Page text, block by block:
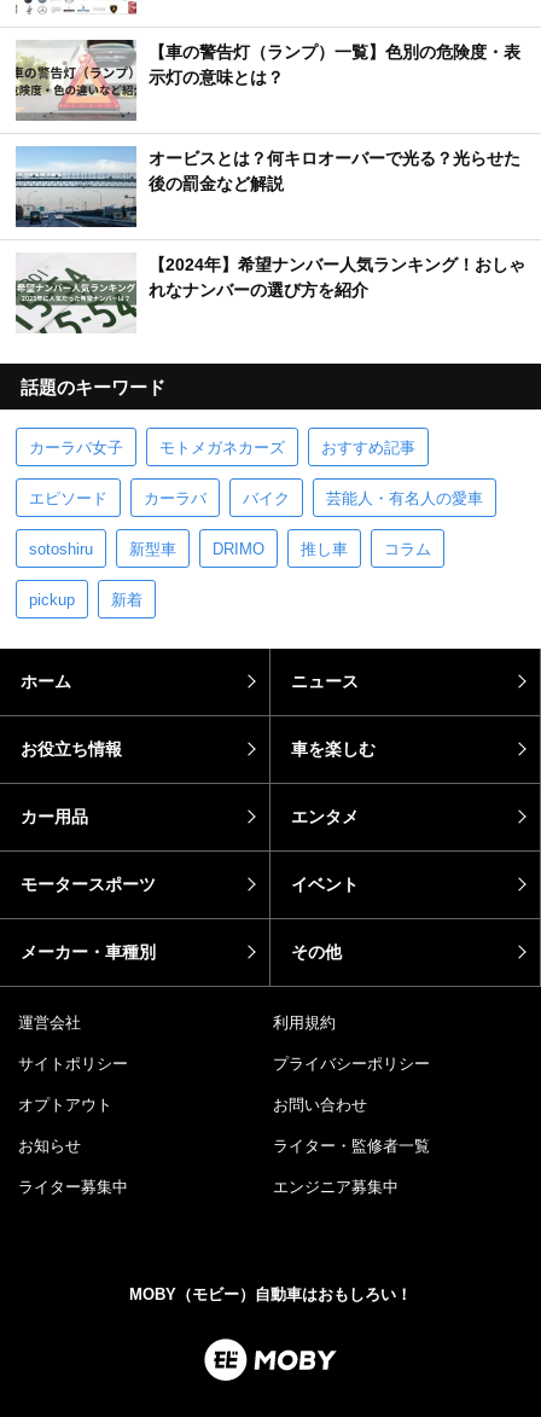
【車の警告灯（ランプ）一覧】色別の危険度・表
示灯の意味とは？
オービスとは？何キロオーバーで光る？光らせた
後の罰金など解説
【2024年】希望ナンバー人気ランキング！おしゃ
れなナンバーの選び方を紹介
話題のキーワード
カーラバ女子 モトメガネカーズ おすすめ記事
エピソード カーラバ バイク 芸能人・有名人の愛車
sotoshiru 新型車 DRIMO 推し車 コラム
pickup 新着
ホーム ニュース
お役立ち情報 車を楽しむ
カー用品 エンタメ
モータースポーツ イベント
メーカー・車種別 その他
運営会社 利用規約
サイトポリシー プライバシーポリシー
オプトアウト お問い合わせ
お知らせ ライター・監修者一覧
ライター募集中 エンジニア募集中
MOBY（モビー）自動車はおもしろい！